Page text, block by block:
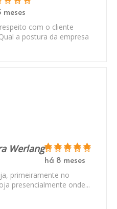
meses
com o cliente
a postura da empresa
Werlang
há 8 meses
primeiramente no
presencialmente onde...